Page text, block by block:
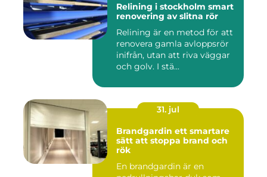
Relining i stockholm smart
renovering av slitna rör
Relining är en metod för att
renovera gamla avloppsrör
inifrån, utan att riva väggar
och golv. I stä...
31. jul
Brandgardin ett smartare
sätt att stoppa brand och
rök
En brandgardin är en